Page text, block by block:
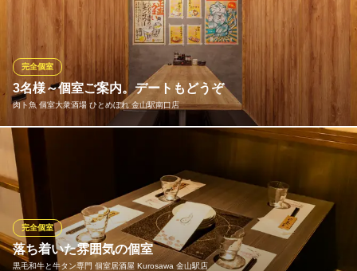
空間が良いと支持をいただけるような宴会個室席を2名様～6名・8
名様～12名様・小人数個室と宴会貸切用広々個室をご用意してお
ります♪テーブル個室・座敷個室などお客様のご希望に合う席をご
選択下さい。記憶に残る素敵なひと時を！
個室×全150種食べ放題＆飲み放題 満腹屋 金山店
3名様～個室ご案内。デートもどうぞ
肉ト魚 個室大衆酒場 ひとめぼれ 金山駅南口店
完全個室
ゆっくりと語り合いたい方は個室へどうぞ。3名様～、個室へご案
内いたします。個室の外は“大衆居酒屋風”のオシャレ空間ですが、
中はまた違った印象。間接照明が灯る、落ち着いた雰囲気で、ゆ
っくりとお過ごしいただけます。デートや、気の合う仲間とのん
びり飲み会にご活用ください。
肉ト魚 個室大衆酒場 ひとめぼれ 金山駅南口店
落ち着いた雰囲気の個室
黒毛和牛と牛タン専門 個室居酒屋 Kurosawa 金山駅店
完全個室